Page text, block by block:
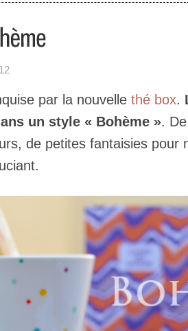
par la nouvelle thé box.
un style « Bohème ».
de petites fantaisies pour